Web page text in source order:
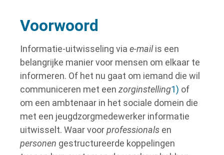
Voorwoord
Informatie-uitwisseling via e-mailis een
belangrijke manier voor mensen om elkaar te
informeren. Of het nu gaat om iemand die wil
communiceren met een zorginstelling1) of
om een ambtenaar in het sociale domein die
met een jeugdzorgmedewerker informatie
uitwisselt. Waar voorprofessionals en
personen gestructureerde koppelingen